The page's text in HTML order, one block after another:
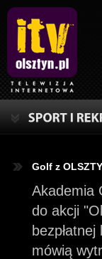
Golf z
Akademia
do akcji
mówią